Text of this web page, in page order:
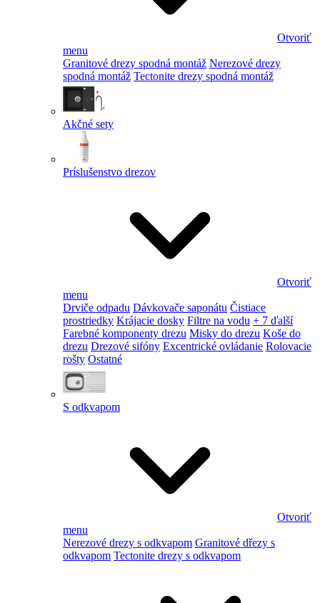
Otvoriť
menu
Granitové drezy spodná montáž Nerezové drezy
spodná montáž Tectonite drezy spodná montáž
Akčné sety
Príslušenstvo drezov
Otvoriť
menu
Drviče odpadu Dávkovače saponátu Čistiace
prostriedky Krájacie dosky Filtre na vodu + 7 ďalší
Farebné komponenty drezu Misky do drezu Koše do
drezu Drezové sifóny Excentrické ovládanie Rolovacie
rošty Ostatné
S odkvapom
Otvoriť
menu
Nerezové drezy s odkvapom Granitové dřezy s
odkvapom Tectonite drezy s odkvapom